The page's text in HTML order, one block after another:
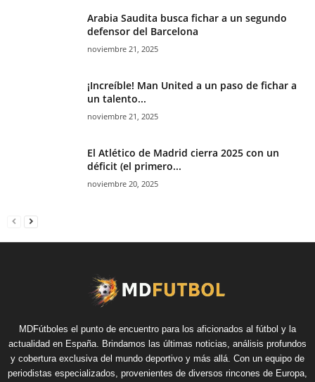
Arabia Saudita busca fichar a un segundo
defensor del Barcelona
noviembre 21, 2025
¡Increíble! Man United a un paso de fichar a
un talento...
noviembre 21, 2025
El Atlético de Madrid cierra 2025 con un
déficit (el primero...
noviembre 20, 2025
MDFútboles el punto de encuentro para los aficionados al fútbol y la
actualidad en España. Brindamos las últimas noticias, análisis profundos
y cobertura exclusiva del mundo deportivo y más allá. Con un equipo de
periodistas especializados, provenientes de diversos rincones de Europa,